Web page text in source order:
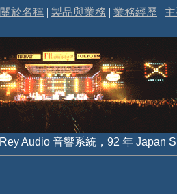
關於名稱 | 製品與業務 | 業務經歷 |
Rey Audio 音響系統， 92 年 Japan